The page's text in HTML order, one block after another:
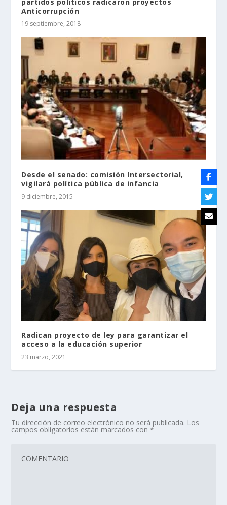
Anticorrupción
19 septiembre, 2018
Desde el senado: comisión Intersectorial,
vigilará política pública de infancia
9 diciembre, 2015
Radican proyecto de ley para garantizar el
acceso a la educación superior
23 marzo, 2021
Deja una respuesta
Tu dirección de correo electrónico no será publicada. Los
campos obligatorios están marcados con*